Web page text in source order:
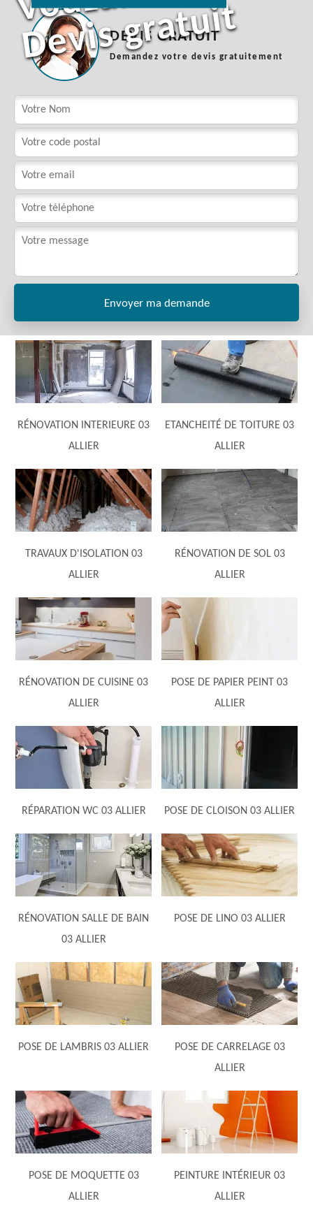
t
DEVIS GRATUIT
Demandez votre devis gratuitement
RÉNOVATION INTERIEURE 03
ALLIER
ETANCHEITÉ DE TOITURE 03
ALLIER
TRAVAUX D'ISOLATION 03
ALLIER
RÉNOVATION DE SOL 03
ALLIER
RÉNOVATION DE CUISINE 03
ALLIER
POSE DE PAPIER PEINT 03
ALLIER
RÉPARATION WC 03 ALLIER POSE DE CLOISON 03 ALLIER
RÉNOVATION SALLE DE BAIN
03 ALLIER
POSE DE LINO 03 ALLIER
POSE DE LAMBRIS 03 ALLIER
POSE DE CARRELAGE 03
ALLIER
POSE DE MOQUETTE 03
ALLIER
PEINTURE INTÉRIEUR 03
ALLIER